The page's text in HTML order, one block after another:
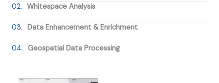
02. Whitespace Analysis
03. Data Enhancement & Enrichment
04. Geospatial Data Processing